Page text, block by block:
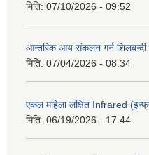
मिति: 07/10/2026 - 09:52
आन्तरिक आय संकलन गर्न शिलबन्दी
मिति: 07/04/2026 - 08:34
एकल महिला लक्षित Infrared
मिति: 06/19/2026 - 17:44